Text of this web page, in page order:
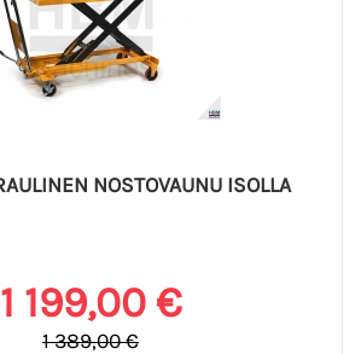
NOSTOVAUNU ISOLLA
1 199,00 €
1 389,00 €